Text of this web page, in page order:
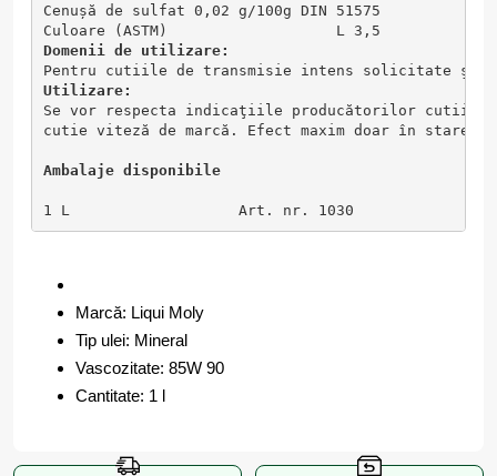
Cenușă de sulfat 0,02 g/100g DIN 51575
Culoare (ASTM)                   L 3,5
Domenii de utilizare:
Pentru cutiile de transmisie intens solicitate şi în
Utilizare:
Se vor respecta indicaţiile producătorilor
cutie viteză de marcă. Efect maxim doar în stare
Ambalaje disponibile
1 L                   Art. nr. 1030
Marcă: Liqui Moly
Tip ulei: Mineral
Vascozitate: 85W 90
Cantitate: 1 l